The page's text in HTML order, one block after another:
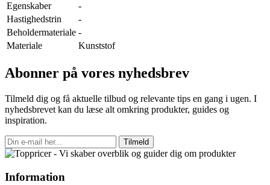
Egenskaber
-
Hastighedstrin
-
Beholdermateriale -
Materiale
Kunststof
Abonner på vores nyhedsbrev
Tilmeld dig og få aktuelle tilbud og relevante tips en gang i ugen. I
nyhedsbrevet kan du læse alt omkring produkter, guides og
inspiration.
Tilmeld
Information